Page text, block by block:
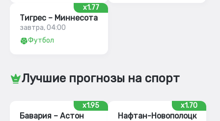
x1.77
Тигрес – Миннесота
завтра, 04:00
Футбол
Лучшие прогнозы на спорт
x1.95
Бавария – Астон
x1.70
Нафтан-Новополоцк